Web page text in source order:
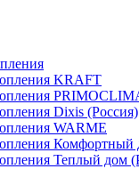
KRAFT
Dixis (Россия)
WARME
Комфортный
Теплый дом